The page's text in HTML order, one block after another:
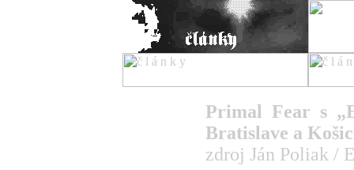
Primal Fear s
Bratislave a
zdroj Ján Poliak /